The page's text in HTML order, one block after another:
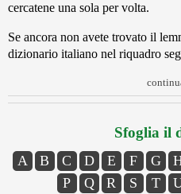
cercatene una sola per volta.
Se ancora non avete trovato il
dizionario italiano nel riquadro
Sfoglia il
A B C D E F G
P
Q R S T